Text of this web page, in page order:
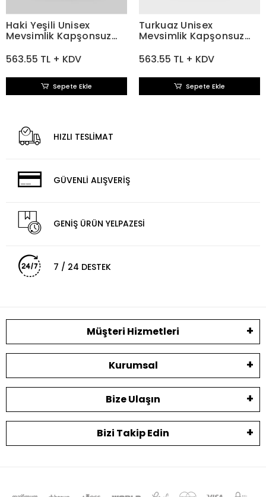
Haki Yeşili Unisex
Mevsimlik Kapşonsuz
563.55 TL + KDV
Sepete Ekle
Turkuaz Unisex
Mevsimlik Kapşonsuz
563.55 TL + KDV
Sepete Ekle
HIZLI TESLİMAT
GÜVENLİ ALIŞVERİŞ
GENİŞ ÜRÜN YELPAZESİ
7 / 24 DESTEK
Müşteri Hizmetleri
Kurumsal
Bize Ulaşın
Bizi Takip Edin